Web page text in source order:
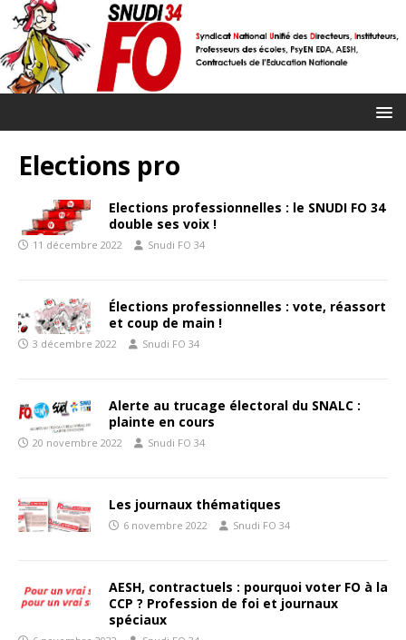
Elections pro
Elections professionnelles : le SNUDI FO 34
double ses voix !
11 décembre 2022 Snudi FO 34
Élections professionnelles : vote, réassort
et coup de main !
3 décembre 2022 Snudi FO 34
Alerte au trucage électoral du SNALC :
plainte en cours
20 novembre 2022 Snudi FO 34
Les journaux thématiques
6 novembre 2022 Snudi FO 34
AESH, contractuels : pourquoi voter FO à la
CCP ? Profession de foi et journaux
spéciaux